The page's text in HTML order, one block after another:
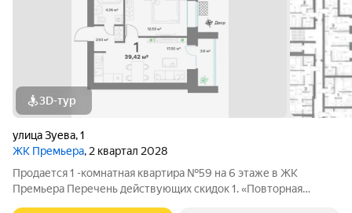
3D-тур
улица Зуева,1
ЖК Премьера, 2 квартал 2028
Продается 1 -комнатная квартира №59 на 6 этаже в ЖК
Премьера Перечень действующих скидок 1. «Повторная